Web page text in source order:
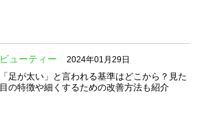
ビューティー 2024年01月29日
「足が太い」と言われる基準はどこから？見た
目の特徴や細くするための改善方法も紹介